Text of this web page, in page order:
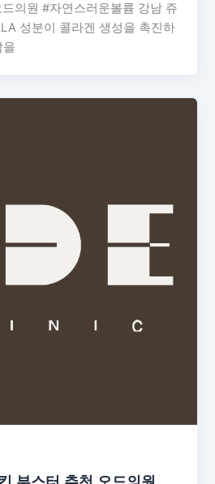
의원 #자연스러운볼륨 강남 쥬
성분이 콜라겐 생성을 촉진하
을